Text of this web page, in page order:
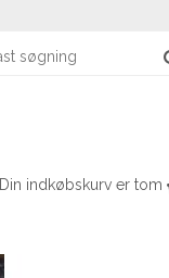
Din indkøbskurv er tom